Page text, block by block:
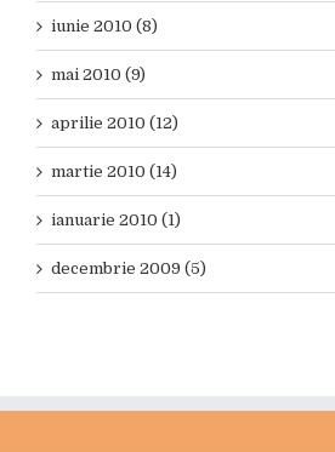
iunie 2010 (8)
mai 2010 (9)
aprilie 2010 (12)
martie 2010 (14)
ianuarie 2010 (1)
decembrie 2009 (5)